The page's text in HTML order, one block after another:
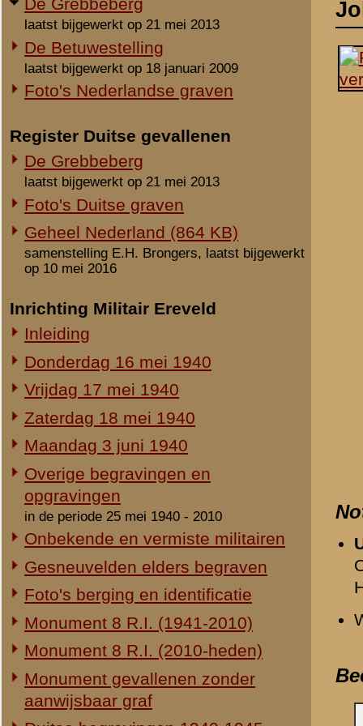
Foto's Duitse graven
Geheel Nederland (864 KB)
samenstelling E.H. Brongers, laatst bijgewerkt
op 10 mei 2016
Inrichting Militair Ereveld
Inleiding
Vrijdag 17 mei 1940
Zaterdag 18 mei 1940
Maandag 3 juni 1940
opgravingen
Onbekende en vermiste militairen
Gesneuvelden elders begraven
Foto's berging en identificatie
Monument 8 R.I. (2010-heden)
Monument gevallenen zonder
aanwijsbaar graf
Duitse begravingen 1940-1945
Herdenking 8 R.I. 2e Pinksterdag
2e Pinksterdag 2005
2e Pinksterdag 2004
2e Pinksterdag 2003
2e Pinksterdag 1999 - 2002
In het nieuws...
Monument ter nagedachtenis aan
Landstorm
Restauratie 8 R.I.-monument
Opening tentoonstelling 'Daar
spraken wij nooit over...'
Eigen redactie, 23 november 2005
Herinrichting informatiecentrum
Eigen redactie, april/mei 2005
Onthulling nieuw monument
Eigen redactie, 21 april 2005
Vervanging grafstenen
Uit het rapport Sellies/
Op 17 mei 1940
Monument 8e
Gedeelde
-Johannes Gerardus
- Willem Andreas Isac
-Arnoldus Jacobs
-Lieuwe Mook
-Jacobus Johannes
-Peter Cornelis van
-Johannes de Jong
Albertus Veldhuizen